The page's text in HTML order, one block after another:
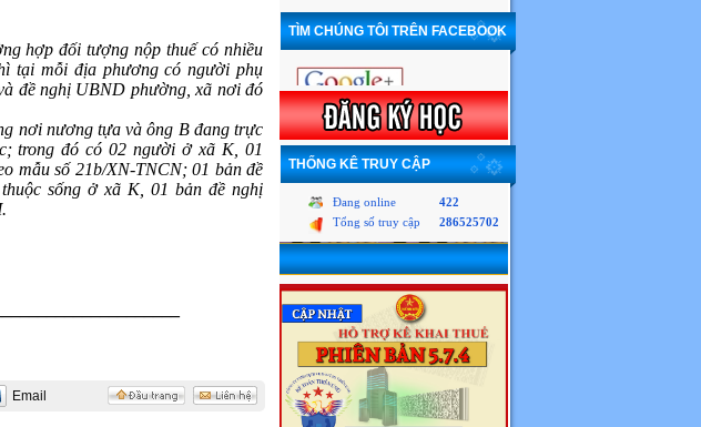
hợp đối tượng nộp thuế có nhiều
tại mỗi địa phương có người phụ
đề nghị UBND phường, xã nơi đó
nương tựa và ông B đang trực
trong đó có 02 người ở xã K, 01
mẫu số 21b/XN-TNCN; 01 bản đề
sống ở xã K, 01 bản đề nghị
Email
TÌM CHÚNG TÔI TRÊN FACEBOOK
THỐNG KÊ TRUY CẬP
Đang online
422
Tổng số truy cập
286525702